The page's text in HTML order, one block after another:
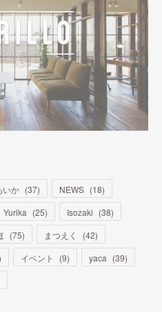
いか (37) NEWS (18)
Yurika (25) Isozaki (38)
(75) まつえく (42)
イベント (9) yaca (39)